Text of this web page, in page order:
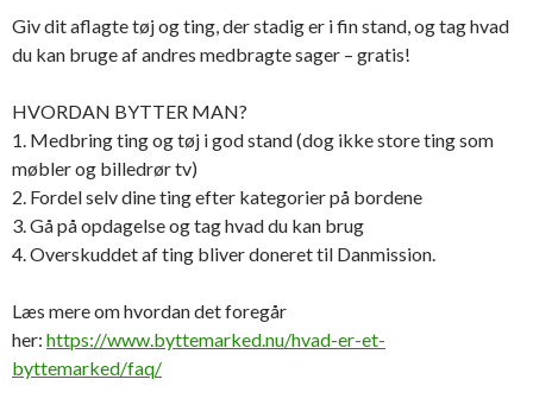
Giv dit aflagte tøj og ting, der stadig er i fin stand, og tag hvad
du kan bruge af andres medbragte sager – gratis!
HVORDAN BYTTER MAN?
1. Medbring ting og tøj i god stand (dog ikke store ting som
møbler og billedrør tv)
2. Fordel selv dine ting efter kategorier på bordene
3. Gå på opdagelse og tag hvad du kan brug
4. Overskuddet af ting bliver doneret til Danmission.
Læs mere om hvordan det foregår
her: https://www.byttemarked.nu/hvad-er-et-
byttemarked/faq/